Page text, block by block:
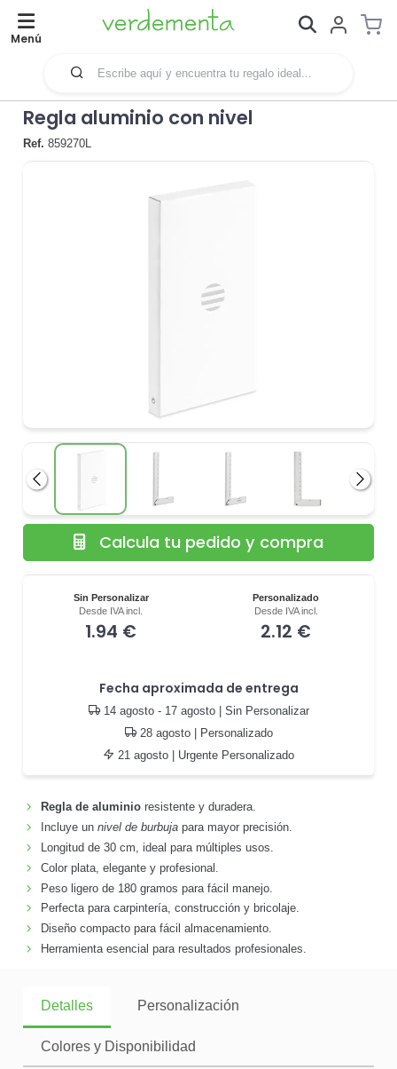
Menú
Regla aluminio con nivel
Ref. 859270L
Anterior
Sin Personalizar
Desde IVA incl.
1.94 €
Personalizado
Desde IVA incl.
2.12 €
Fecha aproximada de entrega
14 agosto - 17 agosto| Sin Personalizar
28 agosto| Personalizado
21 agosto | Urgente Personalizado
Calcula tu pedido y compra
Regla de aluminioresistente y duradera.
Incluye un nivel de burbujapara mayor precisión.
Longitud de 30 cm, ideal para múltiples usos.
Color plata, elegante y profesional.
Peso ligero de 180 gramos para fácil manejo.
Perfecta para carpintería, construcción y bricolaje.
Diseño compacto para fácil almacenamiento.
Herramienta esencial para resultados profesionales.
Detalles Personalización
Colores y Disponibilidad